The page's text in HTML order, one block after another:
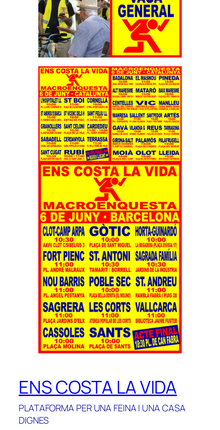
ENS COSTA LA VIDA
PLATAFORMA PER UNA FEINA I UNA CASA
DIGNES